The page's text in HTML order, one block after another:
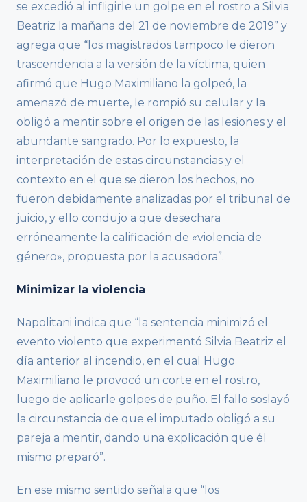
se excedió al infligirle un golpe en el rostro a Silvia
Beatriz la mañana del 21 de noviembre de 2019” y
agrega que “los magistrados tampoco le dieron
trascendencia a la versión de la víctima, quien
afirmó que Hugo Maximiliano la golpeó, la
amenazó de muerte, le rompió su celular y la
obligó a mentir sobre el origen de las lesiones y el
abundante sangrado. Por lo expuesto, la
interpretación de estas circunstancias y el
contexto en el que se dieron los hechos, no
fueron debidamente analizadas por el tribunal de
juicio, y ello condujo a que desechara
erróneamente la calificación de «violencia de
género», propuesta por la acusadora”.
Minimizar la violencia
Napolitani indica que “la sentencia minimizó el
evento violento que experimentó Silvia Beatriz el
día anterior al incendio, en el cual Hugo
Maximiliano le provocó un corte en el rostro,
luego de aplicarle golpes de puño. El fallo soslayó
la circunstancia de que el imputado obligó a su
pareja a mentir, dando una explicación que él
mismo preparó”.
En ese mismo sentido señala que “los